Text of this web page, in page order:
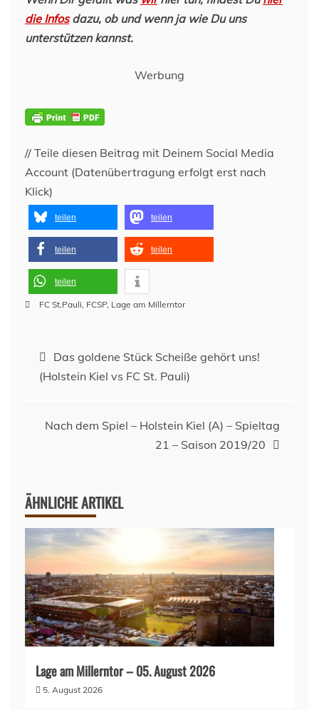
die Infosdazu, ob und wenn ja wie Du uns
unterstützen kannst.
Werbung
// Teile diesen Beitrag mit Deinem Social Media
Account (Datenübertragung erfolgt erst nach
Klick)
teilen teilen
teilen teilen
teilen
FC St.Pauli, FCSP, Lage am Millerntor
Beitragsnavigation
Das goldene Stück Scheiße gehört uns!
(Holstein Kiel vs FC St. Pauli)
Nach dem Spiel – Holstein Kiel (A) – Spieltag
21 – Saison 2019/20
ÄHNLICHE ARTIKEL
Lage am Millerntor – 05. August 2026
5. August 2026